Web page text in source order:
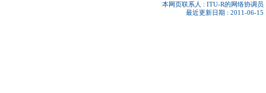
本网页联系人 : ITU-R的网络协调员
最近更新日期 : 2011-06-15